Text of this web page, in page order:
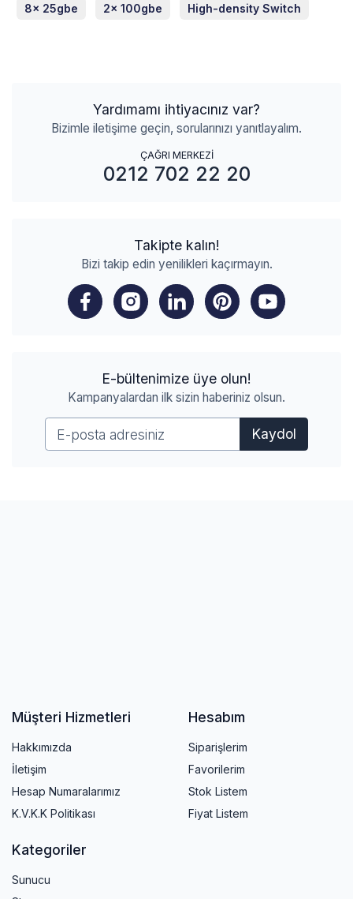
8x 25gbe 2x 100gbe High-density Switch
Yardımamı ihtiyacınız var?
Bizimle iletişime geçin, sorularınızı yanıtlayalım.
ÇAĞRI MERKEZİ
0212 702 22 20
Takipte kalın!
Bizi takip edin yenilikleri kaçırmayın.
E-bültenimize üye olun!
Kampanyalardan ilk sizin haberiniz olsun.
Kaydol
Müşteri Hizmetleri
Hakkımızda
İletişim
Hesap Numaralarımız
K.V.K.K Politikası
Hesabım
Siparişlerim
Favorilerim
Stok Listem
Fiyat Listem
Kategoriler
Sunucu